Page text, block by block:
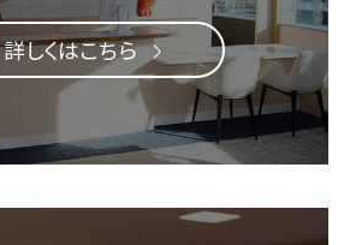
詳しくはこちら